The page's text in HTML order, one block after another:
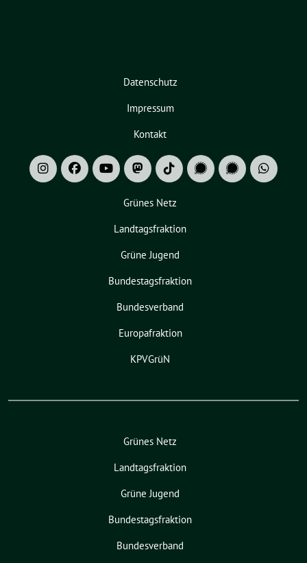
Datenschutz
Impressum
Kontakt
Grünes Netz
Landtagsfraktion
Grüne Jugend
Bundestagsfraktion
Bundesverband
Europafraktion
KPVGrüN
Grünes Netz
Landtagsfraktion
Grüne Jugend
Bundestagsfraktion
Bundesverband